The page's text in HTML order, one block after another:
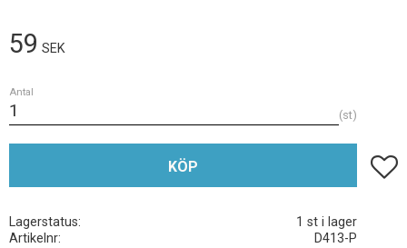
59 SEK
Antal
st
KÖP Lägg
Lagerstatus
1 st i lager
Artikelnr
D413-P